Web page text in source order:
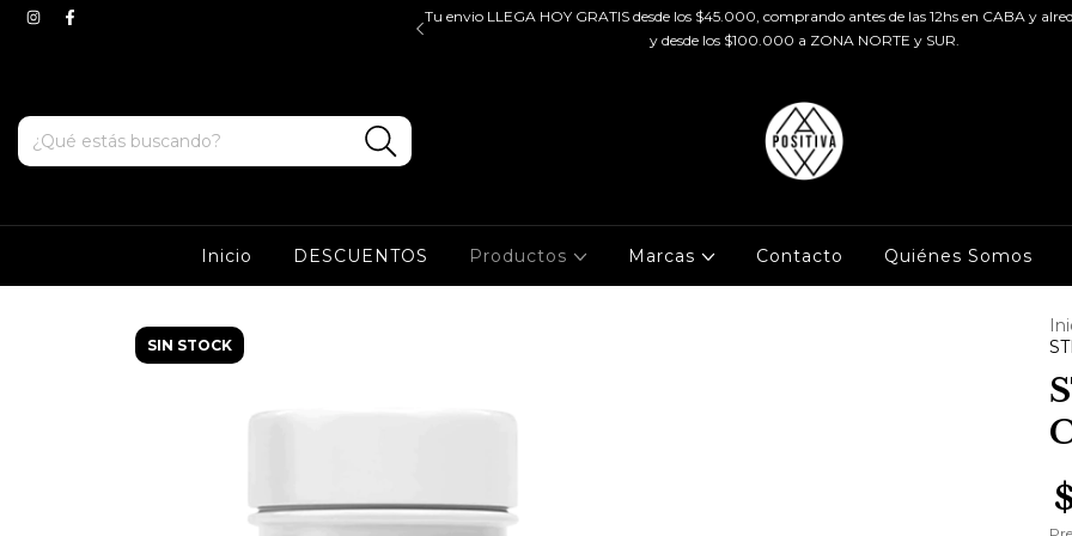
valido para ZONA OESTE y CABA. Tenes ENVIOS
Tu envio LLEGA HOY GRATIS desde los $45.000, comprando antes de las 12hs en CABA y
y desde los $100.000 a ZONA NORTE y SUR.
Inicio DESCUENTOS Productos Marcas Contacto Quiénes Somos
SIN STOCK